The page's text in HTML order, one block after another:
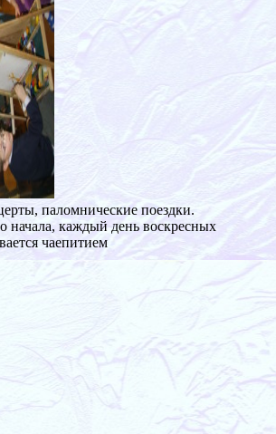
паломнические поездки.
начала, каждый день воскресных
чаепитием